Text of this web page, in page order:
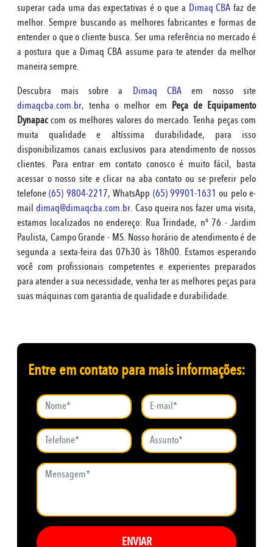
superar cada uma das expectativas é o que a Dimaq CBA faz de
melhor. Sempre buscando as melhores fabricantes e formas de
entender o que o cliente busca. Ser uma referência no mercado é
a postura que a Dimaq CBA assume para te atender da melhor
maneira sempre.
Descubra mais sobre a Dimaq CBAem nosso site
dimaqcba.com.br, tenha o melhor em Peça de Equipamento
Dynapac com os melhores valores do mercado. Tenha peças com
muita qualidade e altíssima durabilidade, para isso
disponibilizamos canais exclusivos para atendimento de nossos
clientes. Para entrar em contato conosco é muito fácil, basta
acessar o nosso site e clicar na aba contato ou se preferir pelo
telefone(65) 9804-2217, WhatsApp (65) 99901-1631 ou pelo e-
mail dimaq@dimaqcba.com.br. Caso queira nos fazer uma visita,
estamos localizados no endereço: Rua Trindade, nº 76 - Jardim
Paulista, Campo Grande - MS. Nosso horário de atendimento é de
segunda a sexta-feira das 07h30 às 18h00. Estamos esperando
você com profissionais competentes e experientes preparados
para atender a sua necessidade, venha ter as melhores peças para
suas máquinas com garantia de qualidade e durabilidade.
Entre em contato para mais informações:
ENVIAR